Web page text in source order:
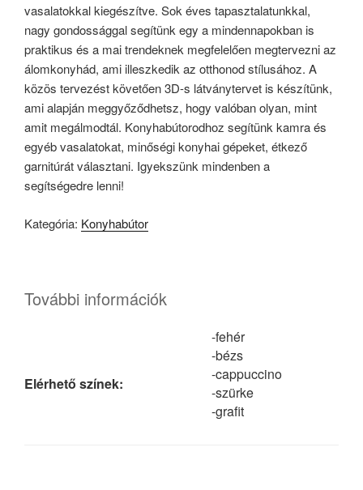
vasalatokkal kiegészítve. Sok éves tapasztalatunkkal,
nagy gondossággal segítünk egy a mindennapokban is
praktikus és a mai trendeknek megfelelően megtervezni az
álomkonyhád, ami illeszkedik az otthonod stílusához. A
közös tervezést követően 3D-s látványtervet is készítünk,
ami alapján meggyőződhetsz, hogy valóban olyan, mint
amit megálmodtál. Konyhabútorodhoz segítünk kamra és
egyéb vasalatokat, minőségi konyhai gépeket, étkező
garnitúrát választani. Igyekszünk mindenben a
segítségedre lenni!
Kategória: Konyhabútor
További információk
Elérhető színek:
-fehér
-bézs
-cappuccino
-szürke
-grafit